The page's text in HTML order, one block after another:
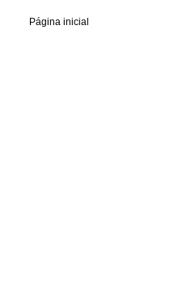
Página inicial